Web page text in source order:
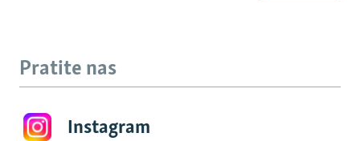
Pratite nas
Instagram